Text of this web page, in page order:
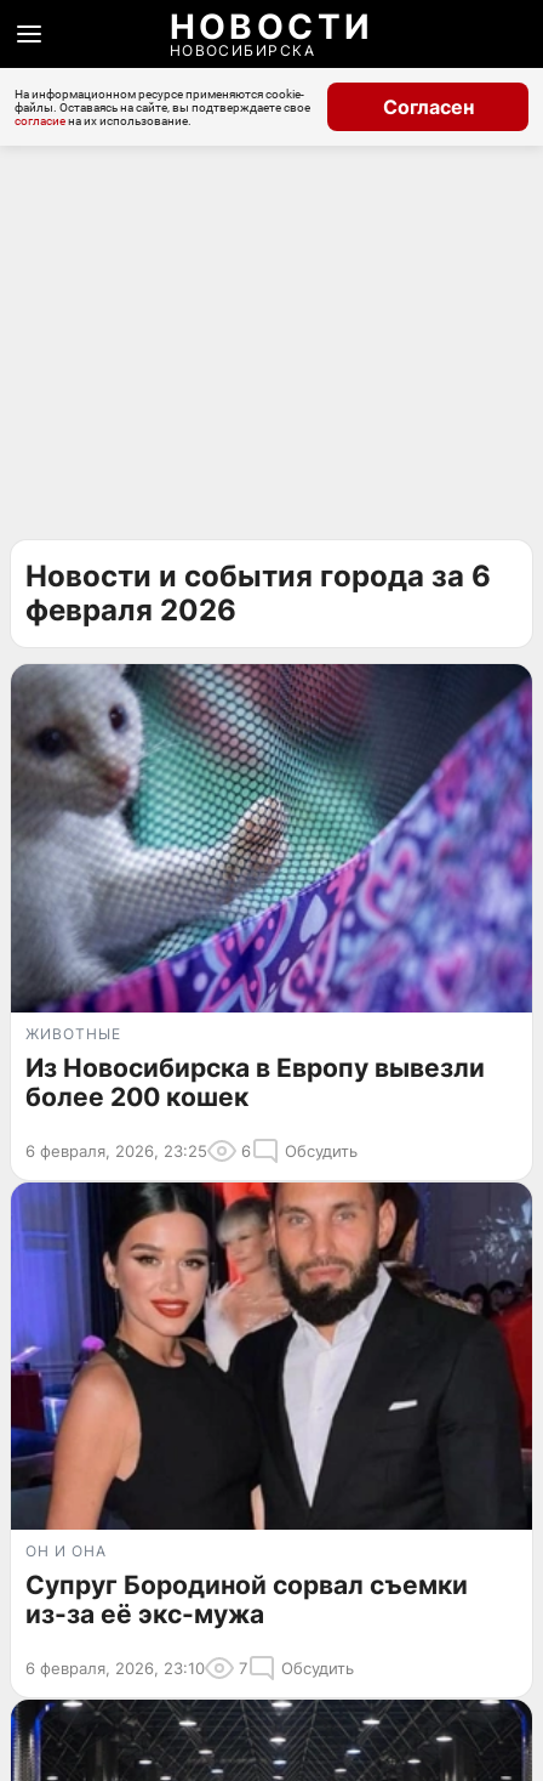
НОВОСТИ
НОВОСИБИРСКА
На информационном ресурсе применяются cookie-
файлы. Оставаясь на сайте, вы подтверждаете свое
согласиена их использование.
Согласен
Новости и события города за 6
февраля 2026
ЖИВОТНЫЕ
Из Новосибирска в Европу вывезли
более 200 кошек
6 февраля, 2026, 23:25 6 Обсудить
ОН И ОНА
Супруг Бородиной сорвал съемки
из-за её экс-мужа
6 февраля, 2026, 23:10 7 Обсудить